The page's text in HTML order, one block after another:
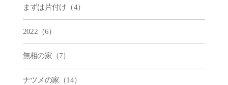
まずは片付け（4）
2022（6）
無相の家（7）
ナツメの家（14）